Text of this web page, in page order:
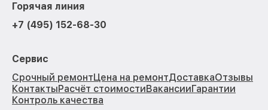
Горячая линия
+7 (495) 152-68-30
Сервис
Срочный ремонтЦена на ремонтДоставкаОтзывы
КонтактыРасчёт стоимостиВакансииГарантии
Контроль качества